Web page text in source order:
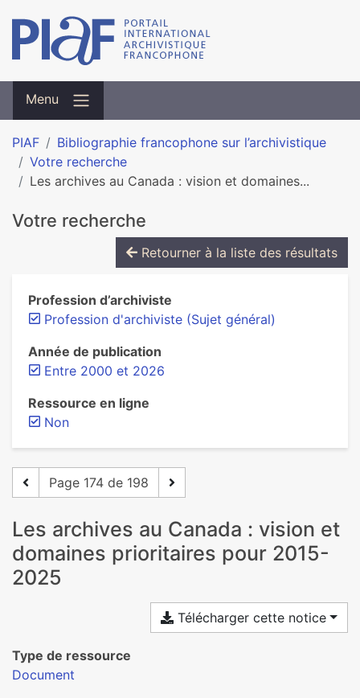
Menu
PIAF
Bibliographie francophone sur l’archivistique
Votre recherche
Les archives au Canada : vision et domaines...
Votre recherche
Retourner à la liste des résultats
Profession d’archiviste
Profession d'archiviste (Sujet général)
Année de publication
Entre 2000 et 2026
Ressource en ligne
Non
Page 174 de 198
Les archives au Canada : vision et
domaines prioritaires pour 2015-
2025
Télécharger cette notice
Type de ressource
Document